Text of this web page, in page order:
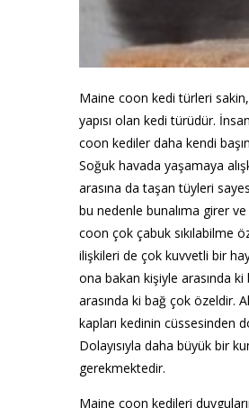
Maine coon kedi türleri
yapısı olan kedi türüdür.
coon kediler daha kendi
Soğuk havada yaşamaya
arasına da taşan tüyleri
bu nedenle bunalıma girer
coon çok çabuk sıkılabilme
ilişkileri de çok kuvvetli bir
ona bakan kişiyle arasında
arasında ki bağ çok özeldir.
kapları kedinin cüssesinden
Dolayısıyla daha büyük bir
gerekmektedir.
Maine coon kedileri